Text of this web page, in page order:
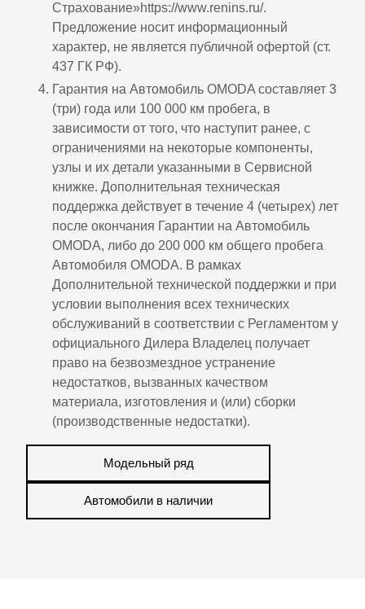
Страхование»https://www.renins.ru/.
Предложение носит информационный
характер, не является публичной офертой (ст.
437 ГК РФ).
Гарантия на Автомобиль OMODA составляет 3
(три) года или 100 000 км пробега, в
зависимости от того, что наступит ранее, с
ограничениями на некоторые компоненты,
узлы и их детали указанными в Сервисной
книжке. Дополнительная техническая
поддержка действует в течение 4 (четырех) лет
после окончания Гарантии на Автомобиль
OMODA, либо до 200 000 км общего пробега
Автомобиля OMODA. В рамках
Дополнительной технической поддержки и при
условии выполнения всех технических
обслуживаний в соответствии с Регламентом у
официального Дилера Владелец получает
право на безвозмездное устранение
недостатков, вызванных качеством
материала, изготовления и (или) сборки
(производственные недостатки).
Модельный ряд
Автомобили в наличии